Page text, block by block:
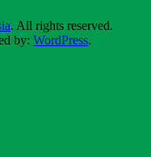
. All rights reserved.
by: WordPress.